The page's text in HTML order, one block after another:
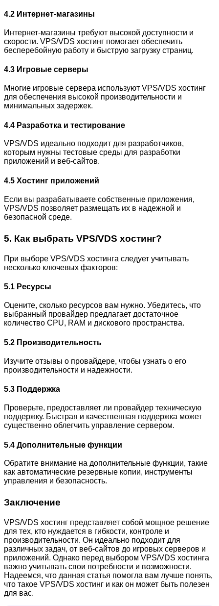
4.2 Интернет-магазины
Интернет-магазины требуют высокой доступности и
скорости. VPS/VDS хостинг помогает обеспечить
бесперебойную работу и быструю загрузку страниц.
4.3 Игровые серверы
Многие игровые сервера используют VPS/VDS хостинг
для обеспечения высокой производительности и
минимальных задержек.
4.4 Разработка и тестирование
VPS/VDS идеально подходит для разработчиков,
которым нужны тестовые среды для разработки
приложений и веб-сайтов.
4.5 Хостинг приложений
Если вы разрабатываете собственные приложения,
VPS/VDS позволяет размещать их в надежной и
безопасной среде.
5. Как выбрать VPS/VDS хостинг?
При выборе VPS/VDS хостинга следует учитывать
несколько ключевых факторов:
5.1 Ресурсы
Оцените, сколько ресурсов вам нужно. Убедитесь, что
выбранный провайдер предлагает достаточное
количество CPU, RAM и дискового пространства.
5.2 Производительность
Изучите отзывы о провайдере, чтобы узнать о его
производительности и надежности.
5.3 Поддержка
Проверьте, предоставляет ли провайдер техническую
поддержку. Быстрая и качественная поддержка может
существенно облегчить управление сервером.
5.4 Дополнительные функции
Обратите внимание на дополнительные функции, такие
как автоматические резервные копии, инструменты
управления и безопасность.
Заключение
VPS/VDS хостинг представляет собой мощное решение
для тех, кто нуждается в гибкости, контроле и
производительности. Он идеально подходит для
различных задач, от веб-сайтов до игровых серверов и
приложений. Однако перед выбором VPS/VDS хостинга
важно учитывать свои потребности и возможности.
Надеемся, что данная статья помогла вам лучше понять,
что такое VPS/VDS хостинг и как он может быть полезен
для вас.